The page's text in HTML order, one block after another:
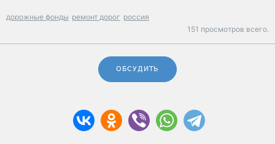
дорожные фонды ремонт дорог россия
151 просмотров всего.
ОБСУДИТЬ